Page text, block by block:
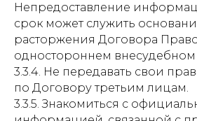
Непредоставление
срок может служить
расторжения Договора
одностороннем внесудебном
3.3.4. Не передавать свои
по Договору третьим лицам.
3.3.5. Знакомиться с